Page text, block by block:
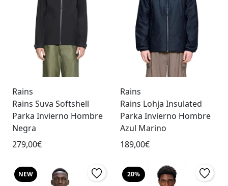
Rains
Rains Suva Softshell
Parka Invierno Hombre
Negra
279,00€
Rains
Rains Lohja Insulated
Parka Invierno Hombre
Azul Marino
189,00€
NEW 20%